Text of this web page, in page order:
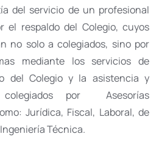
del servicio de un profesional
el respaldo del Colegio, cuyos
no solo a colegiados, sino por
mediante los servicios de
del Colegio y la asistencia y
por Asesorías
Jurídica, Fiscal, Laboral, de
Técnica.